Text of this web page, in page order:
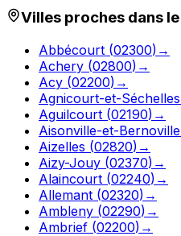
Villes proches dans le
Abbécourt (02300) →
Achery (02800) →
Acy (02200) →
Agnicourt-et-Séchelles
Aguilcourt (02190) →
Aisonville-et-Bernoville
Aizelles (02820) →
Aizy-Jouy (02370) →
Alaincourt (02240) →
Allemant (02320) →
Ambleny (02290) →
Ambrief (02200) →